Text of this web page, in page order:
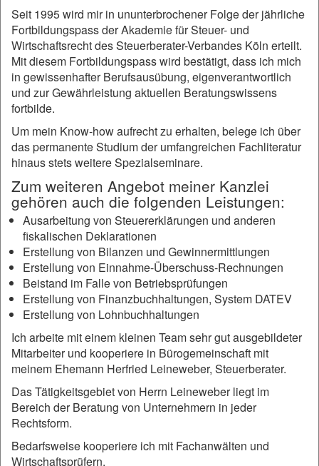
Seit 1995 wird mir in ununterbrochener Folge der jährliche
Fortbildungspass der Akademie für Steuer- und
Wirtschaftsrecht des Steuerberater-Verbandes Köln erteilt.
Mit diesem Fortbildungspass wird bestätigt, dass ich mich
in gewissenhafter Berufsausübung, eigenverantwortlich
und zur Gewährleistung aktuellen Beratungswissens
fortbilde.
Um mein Know-how aufrecht zu erhalten, belege ich über
das permanente Studium der umfangreichen Fachliteratur
hinaus stets weitere Spezialseminare.
Zum weiteren Angebot meiner Kanzlei
gehören auch die folgenden Leistungen:
Ausarbeitung von Steuererklärungen und anderen
fiskalischen Deklarationen
Erstellung von Bilanzen und Gewinnermittlungen
Erstellung von Einnahme-Überschuss-Rechnungen
Beistand im Falle von Betriebsprüfungen
Erstellung von Finanzbuchhaltungen, System DATEV
Erstellung von Lohnbuchhaltungen
Ich arbeite mit einem kleinen Team sehr gut ausgebildeter
Mitarbeiter und kooperiere in Bürogemeinschaft mit
meinem Ehemann Herfried Leineweber, Steuerberater.
Das Tätigkeitsgebiet von Herrn Leineweber liegt im
Bereich der Beratung von Unternehmern in jeder
Rechtsform.
Bedarfsweise kooperiere ich mit Fachanwälten und
Wirtschaftsprüfern.